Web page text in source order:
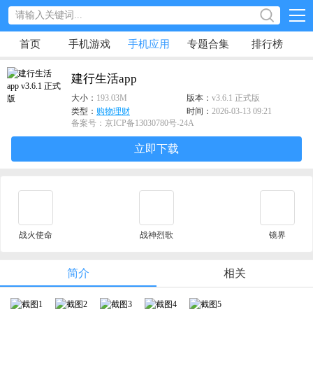
首页 手机游戏 手机应用 专题合集 排行榜
建行生活app
大小： 193.03M 版本： v3.6.1 正式版
类型： 购物理财 时间： 2026-03-13 09:21
备案号：京ICP备13030780号-24A
立即下载
战火使命 战神烈歌 镜界
简介 相关